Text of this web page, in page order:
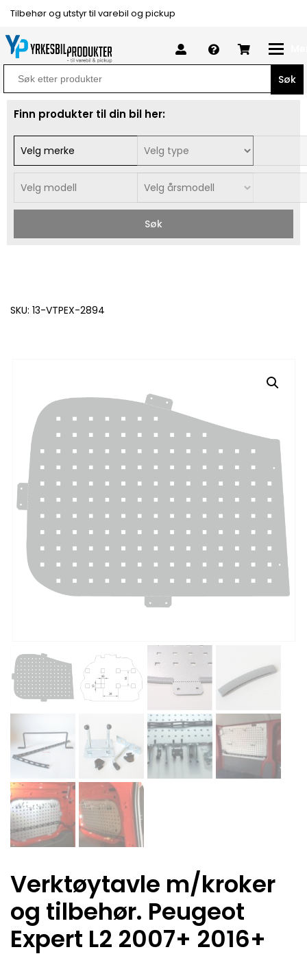
Tilbehør og utstyr til varebil og pickup
Search
for:
Finn produkter til din bil her:
Søk
SKU: 13-VTPEX-2894
Verktøytavle m/kroker
og tilbehør. Peugeot
Expert L2 2007+ 2016+